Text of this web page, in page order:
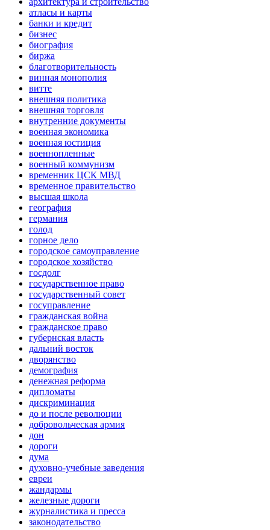
атласы и карты
банки и кредит
бизнес
биография
биржа
благотворительность
винная монополия
витте
внешняя политика
внешняя торговля
внутренние документы
военная экономика
военная юстиция
военнопленные
военный коммунизм
временник ЦСК МВД
временное правительство
высшая школа
география
германия
голод
горное дело
городское самоуправление
городское хозяйство
госдолг
государственное право
государственный совет
госуправление
гражданская война
гражданское право
губернская власть
дальний восток
дворянство
демография
денежная реформа
дипломаты
дискриминация
до и после революции
добровольческая армия
дон
дороги
дума
духовно-учебные заведения
евреи
жандармы
железные дороги
журналистика и пресса
законодательство